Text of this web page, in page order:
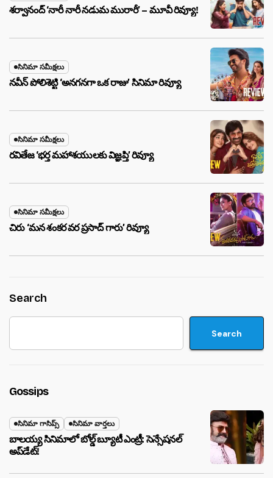
శర్వానంద్ ‘నారీ నారీ నడుమ మురారీ’ – మూవీ రివ్యూ!
సినిమా సమీక్షలు
నవీన్ పోలిశెట్టి ‘అనగనగా ఒక రాజు’ సినిమా రివ్యూ
సినిమా సమీక్షలు
రవితేజ ‘భర్త మహాశయులకు విజ్ఞప్తి’ రివ్యూ
సినిమా సమీక్షలు
చిరు ‘మ‌న శంక‌ర వ‌ర ప్ర‌సాద్ గారు’ రివ్యూ
Search
Search
Gossips
సినిమా గాసిప్స్ సినిమా వార్తలు
బాలయ్య సినిమాలో బోల్డ్ బ్యూటీ ఎంట్రీ: సెన్సేషనల్
అప్‌డేట్!